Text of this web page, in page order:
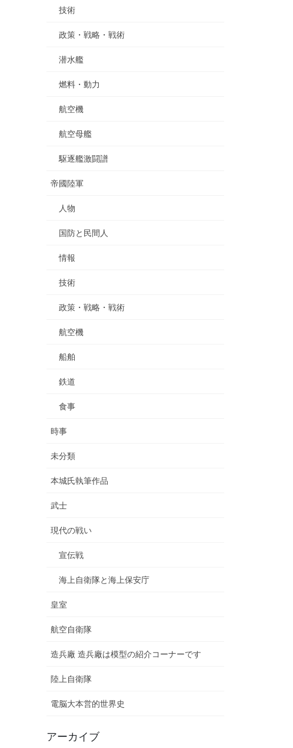
技術
政策・戦略・戦術
潜水艦
燃料・動力
航空機
航空母艦
駆逐艦激闘譜
帝國陸軍
人物
国防と民間人
情報
技術
政策・戦略・戦術
航空機
船舶
鉄道
食事
時事
未分類
本城氏執筆作品
武士
現代の戦い
宣伝戦
海上自衛隊と海上保安庁
皇室
航空自衛隊
造兵廠 造兵廠は模型の紹介コーナーです
陸上自衛隊
電脳大本営的世界史
アーカイブ